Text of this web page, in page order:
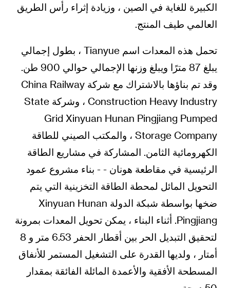
الكبيرة للغاية في الصين ، وزيادة إثراء رأس الطريق
العالمي طيف المنتج.
تحمل هذه المعدات اسم Tianyue ، بطول إجمالي
يبلغ 87 مترًا ويبلغ وزنها الإجمالي حوالي 900 طن.
وقد تم بناؤها بالاشتراك مع شركة China Railway
Construction Heavy Industry ، وشركة State
Grid Xinyuan Hunan Pingjiang Pumped
Storage Company ، والمكتب الصيني للطاقة
الكهرومائية الثامن. المشاركة في مشاريع الطاقة
الرئيسية في مقاطعة هونان - - بناء مشروع عمود
التحويل المائل لمحطة الطاقة التخزينية التي يتم
ضخها بواسطة شبكة الدولة Xinyuan Hunan
Pingjiang. أثناء البناء ، يمكن تحويل المعدات بمرونة
لتحقيق التبديل الحر بين أقطار الحفر 6.53 متر و 8
أمتار ، ولديها القدرة على التشغيل المستمر للأنفاق
المسطحة الأفقية والأعمدة المائلة الفائقة بمقدار